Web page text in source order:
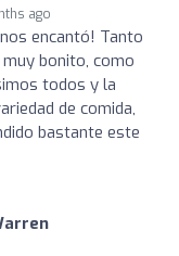
ago
encantó! Tanto
bonito, como
todos y la
de comida,
bastante este